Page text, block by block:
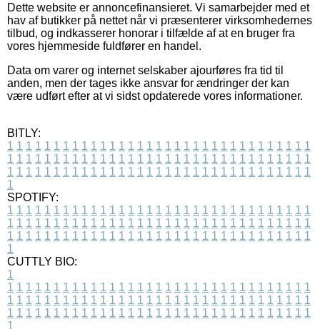
Dette website er annoncefinansieret. Vi samarbejder med et
hav af butikker på nettet når vi præsenterer virksomhedernes
tilbud, og indkasserer honorar i tilfælde af at en bruger fra
vores hjemmeside fuldfører en handel.
Data om varer og internet selskaber ajourføres fra tid til
anden, men der tages ikke ansvar for ændringer der kan
være udført efter at vi sidst opdaterede vores informationer.
BITLY:
1 1 1 1 1 1 1 1 1 1 1 1 1 1 1 1 1 1 1 1 1 1 1 1 1 1 1 1 1 1 1 1 1
1 1 1 1 1 1 1 1 1 1 1 1 1 1 1 1 1 1 1 1 1 1 1 1 1 1 1 1 1 1 1 1 1
1 1 1 1 1 1 1 1 1 1 1 1 1 1 1 1 1 1 1 1 1 1 1 1 1 1 1 1 1 1 1 1 1
1
SPOTIFY:
1 1 1 1 1 1 1 1 1 1 1 1 1 1 1 1 1 1 1 1 1 1 1 1 1 1 1 1 1 1 1 1 1
1 1 1 1 1 1 1 1 1 1 1 1 1 1 1 1 1 1 1 1 1 1 1 1 1 1 1 1 1 1 1 1 1
1 1 1 1 1 1 1 1 1 1 1 1 1 1 1 1 1 1 1 1 1 1 1 1 1 1 1 1 1 1 1 1 1
1
CUTTLY BIO:
1
1 1 1 1 1 1 1 1 1 1 1 1 1 1 1 1 1 1 1 1 1 1 1 1 1 1 1 1 1 1 1 1 1
1 1 1 1 1 1 1 1 1 1 1 1 1 1 1 1 1 1 1 1 1 1 1 1 1 1 1 1 1 1 1 1 1
1 1 1 1 1 1 1 1 1 1 1 1 1 1 1 1 1 1 1 1 1 1 1 1 1 1 1 1 1 1 1 1 1
1